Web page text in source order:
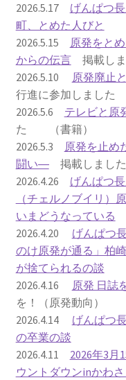
2023.6.25（日）
原発をとめる農家
2023.10.8 原発ゼ
講演会開催
2024.3.10第13回
き集会
2024.10.13 映画「
2025.3.23第14回原
き集会開催
2026.3.15 第１５
わさき集会開催
ギャラリー
ギャラリー
2026.5.17 げんぱつ
町、とめた人びと
2026.5.15 原発をと
からの伝言掲載し
2026.5.10 原発廃止
行進に参加しまし
2026.5.6 テレビと原
た （書籍）
2026.5.3 原発を止
闘い―掲載しまし
2026.4.26 げんぱつ
（チェルノブイリ）
いまどうなっている
2026.4.20 げんぱつ
のけ原発が通る」柏
が捨てられるの談
2026.4.16 原発 日誌
を！（原発動向）
2026.4.14 げんぱつ
の卒業の談
2026.4.11 2026年3月
ウントダウンinかわ